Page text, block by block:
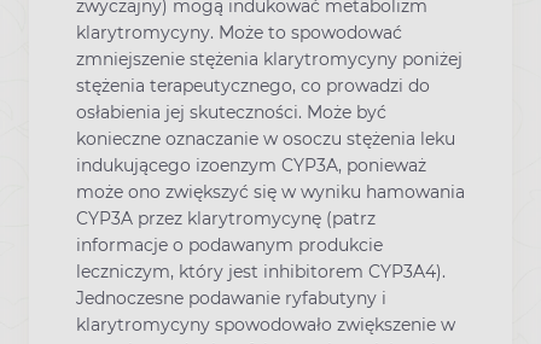
zwyczajny) mogą indukować metabolizm
klarytromycyny. Może to spowodować
zmniejszenie stężenia klarytromycyny poniżej
stężenia terapeutycznego, co prowadzi do
osłabienia jej skuteczności. Może być
konieczne oznaczanie w osoczu stężenia leku
indukującego izoenzym CYP3A, ponieważ
może ono zwiększyć się w wyniku hamowania
CYP3A przez klarytromycynę (patrz
informacje o podawanym produkcie
leczniczym, który jest inhibitorem CYP3A4).
Jednoczesne podawanie ryfabutyny i
klarytromycyny spowodowało zwiększenie w